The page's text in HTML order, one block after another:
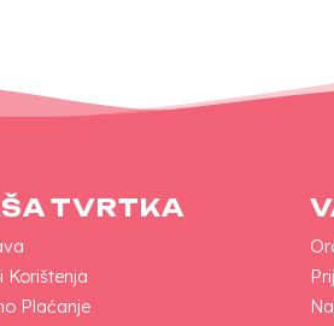
TVRTKA
Korištenja
Plaćanje